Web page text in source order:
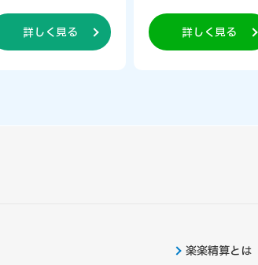
詳しく見る 詳しく見る
楽楽精算とは